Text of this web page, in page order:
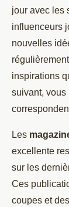
jour avec les
influenceurs
nouvelles
inspirations
suivant, vous
Les
excellente
sur les
Ces
coupes et